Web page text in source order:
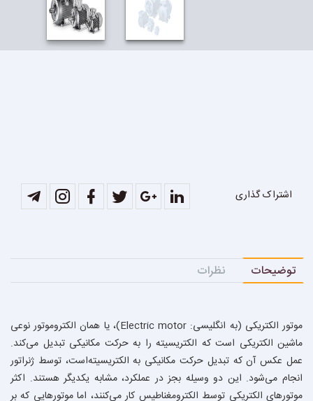
اشتراک گذاری
توضیحات نظرات
موتور الکتریکی (به انگلیسی: Electric motor)، يا همان الكتروموتور نوعی
ماشین الکتریکی است که الکتریسیته را به حرکت مکانیکی تبدیل می‌کند.
عمل عکس آن که تبدیل حرکت مکانیکی به الکتریسیته‌است، توسط ژنراتور
انجام می‌شود. این دو وسیله بجز در عملکرد، مشابه یکدیگر هستند. اکثر
موتورهای الکتریکی توسط الکترومغناطیس کار می‌کنند، اما موتورهایی که بر